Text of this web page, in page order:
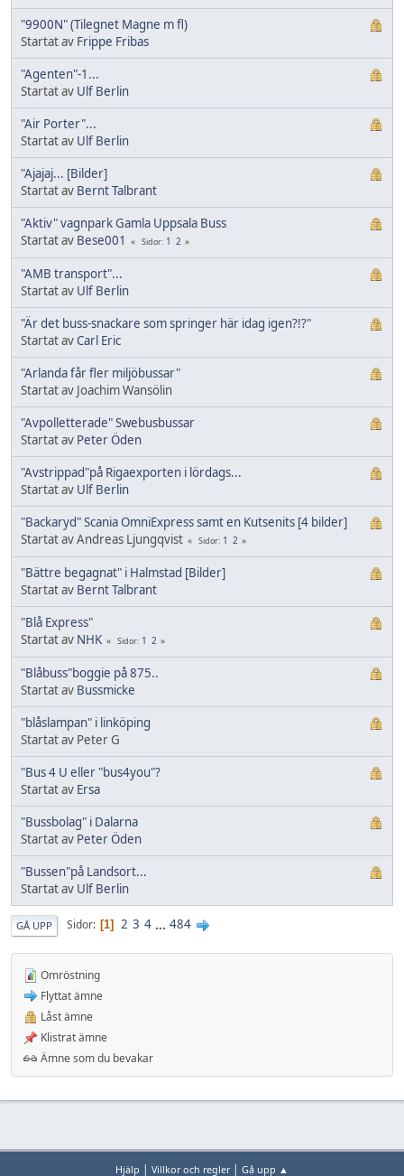
"9900N" (Tilegnet Magne m fl)
Startat av Frippe Fribas
"Agenten"-1...
Startat av Ulf Berlin
"Air Porter"...
Startat av Ulf Berlin
"Ajajaj... [Bilder]
Startat av Bernt Talbrant
"Aktiv" vagnpark Gamla Uppsala Buss
Startat av Bese001 Sidor 1 2
"AMB transport"...
Startat av Ulf Berlin
"Är det buss-snackare som springer här idag igen?!?"
Startat avCarl Eric
"Arlanda får fler miljöbussar"
Startat av Joachim Wansölin
"Avpolletterade" Swebusbussar
Startat av Peter Öden
"Avstrippad"på Rigaexporten i lördags...
Startat av Ulf Berlin
"Backaryd" Scania OmniExpress samt en Kutsenits [4 bilder]
Startat av Andreas Ljungqvist
Sidor 1 2
"Bättre begagnat" i Halmstad [Bilder]
Startat av Bernt Talbrant
"Blå Express"
Startat av NHK Sidor 1 2
"Blåbuss"boggie på 875..
Startat av Bussmicke
"blåslampan" i linköping
Startat av Peter G
"Bus 4 U eller "bus4you"?
Startat av Ersa
"Bussbolag" i Dalarna
Startat av Peter Öden
"Bussen"på Landsort...
Startat av Ulf Berlin
GÅ UPP Sidor 1 2 3 4 ... 484
Omröstning
Flyttat ämne
Låst ämne
Klistrat ämne
Ämne som du bevakar
Hjälp | Villkor och regler| Gå upp ▲